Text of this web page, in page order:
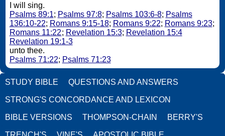
I will sing.
Psalms 89:1; Psalms 97:8; Psalms 103:6-8; Psalms
136:10-22; Romans 9:15-18; Romans 9:22; Romans 9:23;
Romans 11:22; Revelation 15:3; Revelation 15:4
Revelation 19:1-3
unto thee.
Psalms 71:22; Psalms 71:23
STUDY BIBLE QUESTIONS AND ANSWERS
STRONG'S CONCORDANCE AND LEXICON
BIBLE VERSIONS THOMPSON-CHAIN BERRY'S